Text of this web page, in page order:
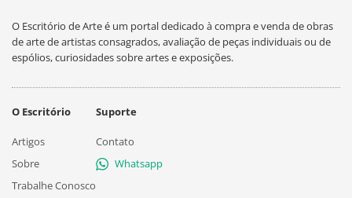
O Escritório de Arte é um portal dedicado à compra e venda de obras
de arte de artistas consagrados, avaliação de peças individuais ou de
espólios, curiosidades sobre artes e exposições.
O Escritório
Artigos
Sobre
Trabalhe Conosco
Suporte
Contato
Whatsapp